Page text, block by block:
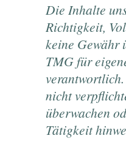
Die Inhalte
Richtigkeit,
keine Gewähr
TMG für
nicht
überwachen
Tätigkeit